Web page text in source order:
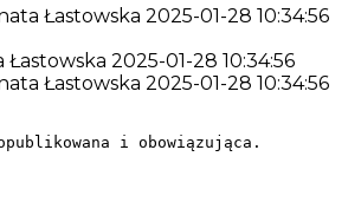
Łastowska 2025-01-28 10:34:56
2025-01-28 10:34:56
Łastowska 2025-01-28 10:34:56
i obowiązująca.